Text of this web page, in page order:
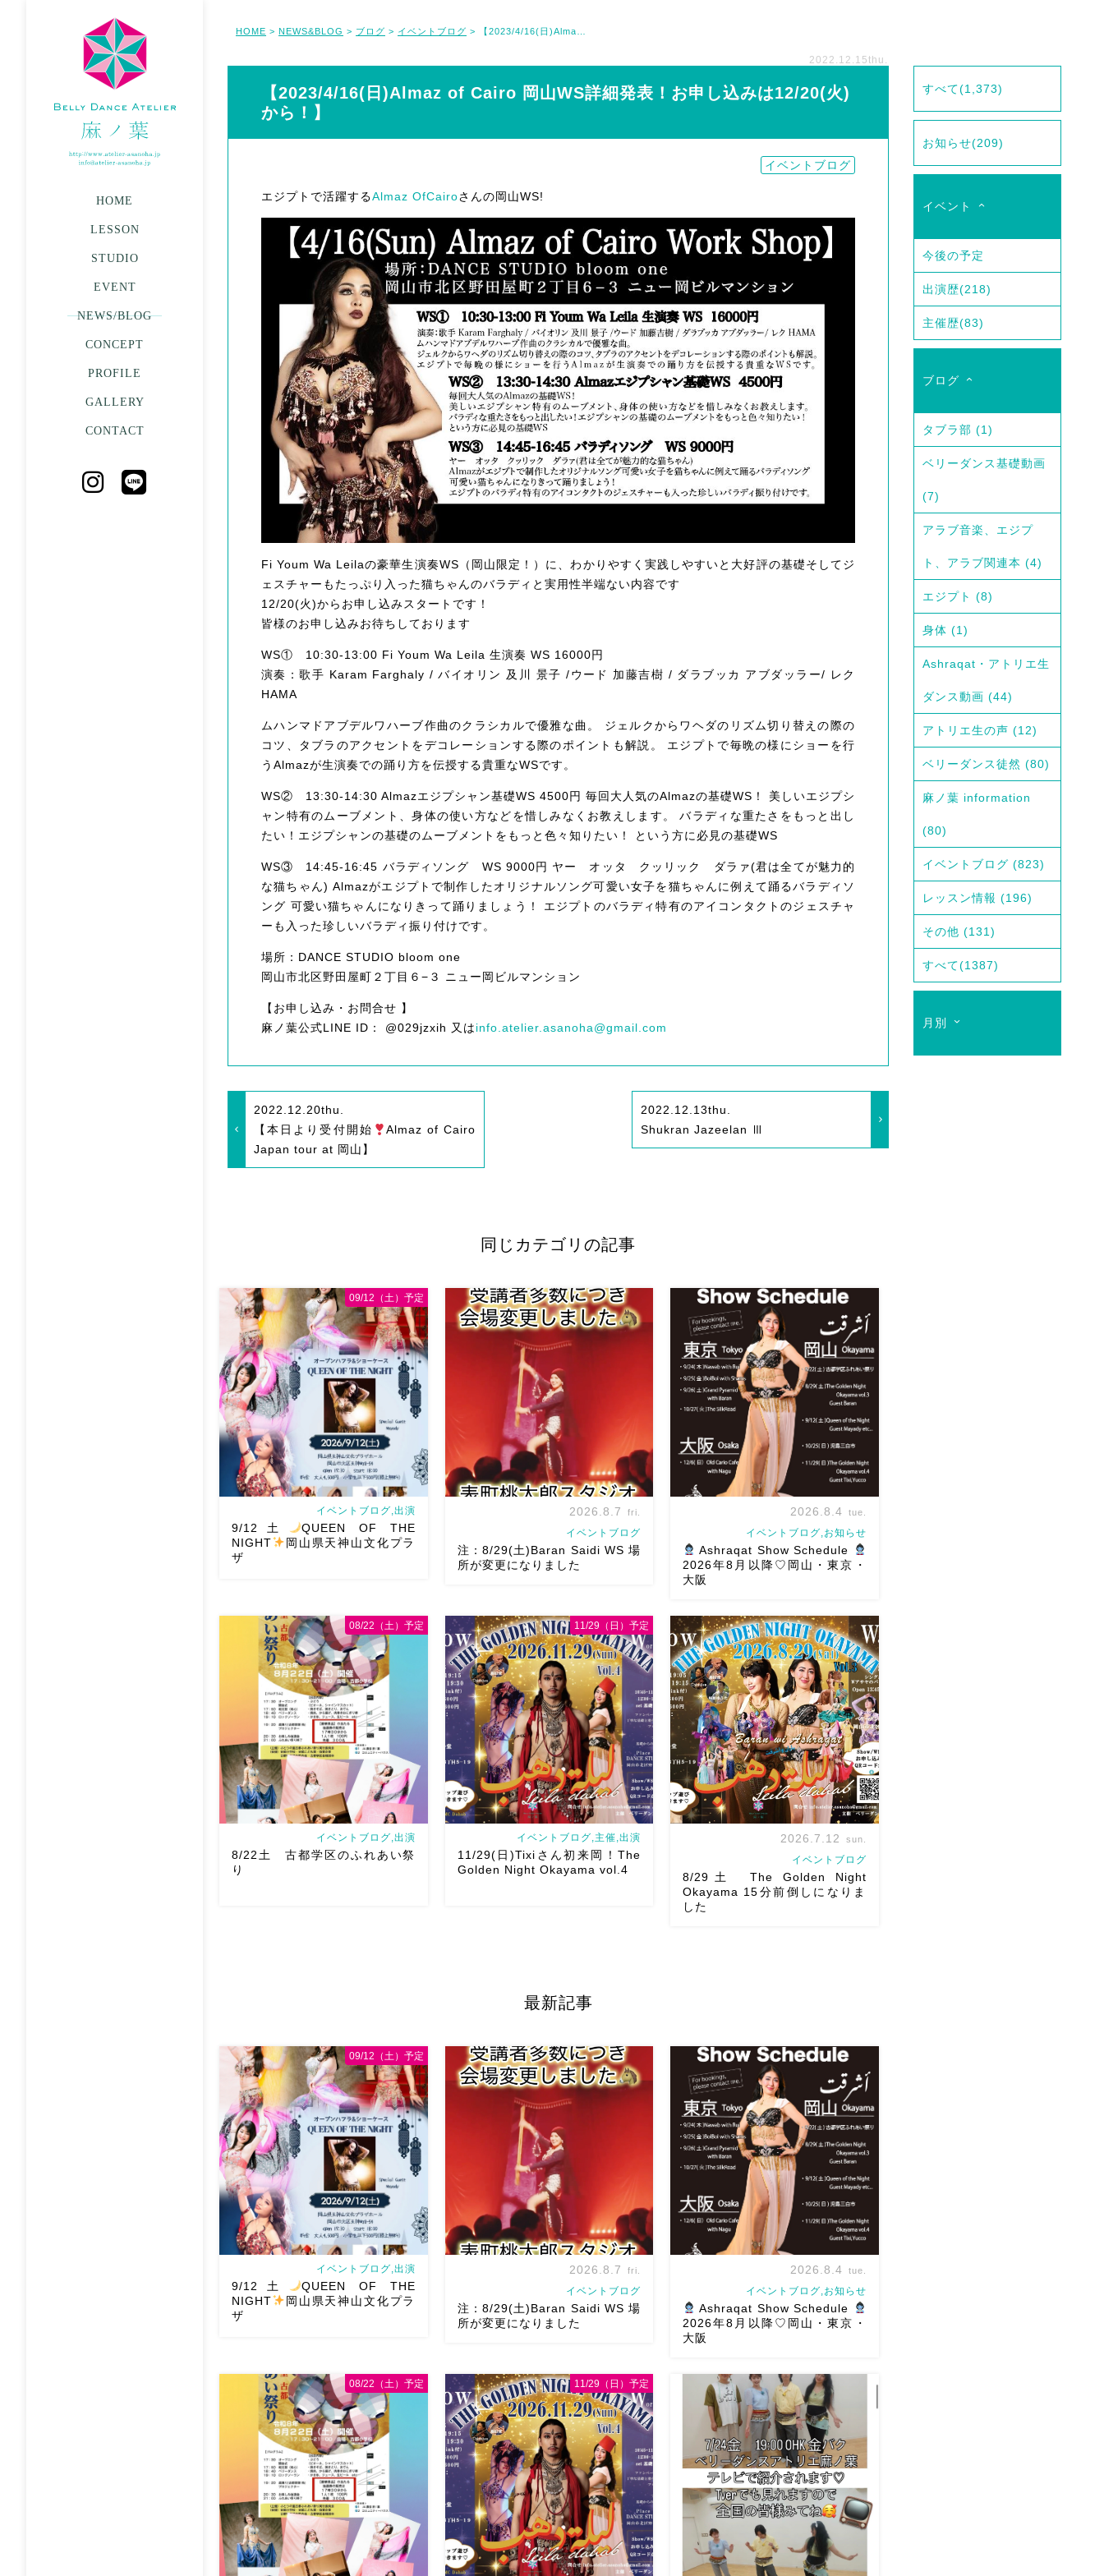
HOME
LESSON
STUDIO
EVENT
NEWS/BLOG
CONCEPT
PROFILE
GALLERY
CONTACT
HOME > NEWS&BLOG > ブログ > イベントブログ >
2022.12.15thu.
【2023/4/16(日)Almaz of Cairo 岡山WS詳細発表！お申し込みは12/20(火)
から！】
イベントブログ
エジプトで活躍するAlmaz OfCairoさんの岡山WS!
Fi Youm Wa Leilaの豪華生演奏WS（岡山限定！）に、わかりやすく実践しやすいと大好評の基礎そしてジ
ェスチャーもたっぷり入った猫ちゃんのバラディと実用性半端ない内容です
12/20(火)からお申し込みスタートです！
皆様のお申し込みお待ちしております
WS① 10:30-13:00 Fi Youm Wa Leila 生演奏 WS 16000円
演奏：歌手 Karam Farghaly / バイオリン 及川 景子 /ウード 加藤吉樹 / ダラブッカ アブダッラー/ レク
HAMA
ムハンマドアブデルワハーブ作曲のクラシカルで優雅な曲。 ジェルクからワヘダのリズム切り替えの際の
コツ、タブラのアクセントをデコレーションする際のポイントも解説。 エジプトで毎晩の様にショーを行
うAlmazが生演奏での踊り方を伝授する貴重なWSです。
WS② 13:30-14:30 Almazエジプシャン基礎WS 4500円 毎回大人気のAlmazの基礎WS！ 美しいエジプシ
ャン特有のムーブメント、身体の使い方などを惜しみなくお教えします。 バラディな重たさをもっと出し
たい！エジプシャンの基礎のムーブメントをもっと色々知りたい！ という方に必見の基礎WS
WS③ 14:45-16:45 バラディソング WS 9000円 ヤー オッタ クッリック ダラァ(君は全てが魅力的
な猫ちゃん) Almazがエジプトで制作したオリジナルソング可愛い女子を猫ちゃんに例えて踊るバラディソ
ング 可愛い猫ちゃんになりきって踊りましょう！ エジプトのバラディ特有のアイコンタクトのジェスチャ
ーも入った珍しいバラディ振り付けです。
場所：DANCE STUDIO bloom one
岡山市北区野田屋町２丁目６−３ ニュー岡ビルマンション
【お申し込み・お問合せ 】
麻ノ葉公式LINE ID： @029jzxih 又はinfo.atelier.asanoha@gmail.com
2022.12.20thu.
【本日より受付開始
Almaz of Cairo
Japan tour at 岡山】
2022.12.13thu.
Shukran Jazeelan Ⅲ
すべて(1,373)
お知らせ(209)
イベント
今後の予定
出演歴(218)
主催歴(83)
ブログ
タブラ部 (1)
ベリーダンス基礎動画
(7)
アラブ音楽、エジプ
ト、アラブ関連本 (4)
エジプト (8)
身体 (1)
Ashraqat・アトリエ生
ダンス動画 (44)
アトリエ生の声 (12)
ベリーダンス徒然 (80)
麻ノ葉 information
(80)
イベントブログ (823)
レッスン情報 (196)
その他 (131)
すべて(1387)
月別
同じカテゴリの記事
2026/9/12(土)Ricoさん主催
QUEEN OF THE NIGHT岡山県天神山
文化プラザ Guestに女神
@mayadyorientaldance さん
オーラ浴びに行きましょー […]
イベントブログ,出演
9/12土
QUEEN OF THE
NIGHT
岡山県天神山文化プラ
ザ
09/12（土）予定
8/29（土）Baran Saidi WSお申し込み
多数につき会場変更しました♡ 表町桃
太郎スタジオ岡山県岡山市 北区表町2丁
目6-64 4階 ショー会場から近いの
で、安心♡駅からもバスで天満屋バス
ス […]
2026.8.7 fri.
イベントブログ
注：8/29(土)Baran Saidi WS 場
所が変更になりました
8月以降のショースケジュールです♡皆
様にお会いできますように
ご予約は
メッセージください
お待ちしていま
す
Ashraqat Show Schedule
岡山・8/22(土) […]
2026.8.4 tue.
イベントブログ,お知らせ
Ashraqat Show Schedule
2026年8月以降♡岡山・東京・
大阪
す
遊びにいら […]
イベントブログ,出演
8/22土 古都学区のふれあい祭
り
08/22（土）予定
2026/11/29(日)Tixiさん初来岡！The
Golden Night Okayama vol.4 本日8/1
Show 】 Guest DancerTixi […]
イベントブログ,主催,出演
11/29(日)Tixiさん初来岡！The
Golden Night Okayama vol.4
11/29（日）予定
曲をソロ踊ります […]
2026.7.12 sun.
イベントブログ
8/29土 The Golden Night
Okayama 15分前倒しになりま
した
最新記事
2026/9/12(土)Ricoさん主催
QUEEN OF THE NIGHT岡山県天神山
文化プラザ Guestに女神
@mayadyorientaldance さん
オーラ浴びに行きましょー […]
イベントブログ,出演
9/12土
QUEEN OF THE
NIGHT
岡山県天神山文化プラ
ザ
09/12（土）予定
8/29（土）Baran Saidi WSお申し込み
多数につき会場変更しました♡ 表町桃
太郎スタジオ岡山県岡山市 北区表町2丁
目6-64 4階 ショー会場から近いの
で、安心♡駅からもバスで天満屋バス
ス […]
2026.8.7 fri.
イベントブログ
注：8/29(土)Baran Saidi WS 場
所が変更になりました
8月以降のショースケジュールです♡皆
様にお会いできますように
ご予約は
メッセージください
お待ちしていま
す
Ashraqat Show Schedule
岡山・8/22(土) […]
2026.8.4 tue.
イベントブログ,お知らせ
Ashraqat Show Schedule
2026年8月以降♡岡山・東京・
大阪
08/22（土）予定 11/29（日）予定